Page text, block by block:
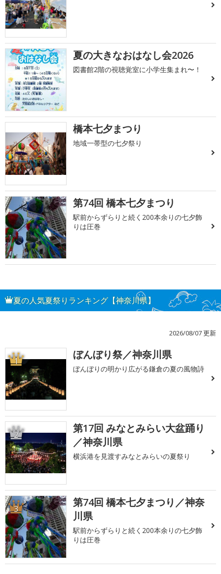
夏の大きなおはなし会2026
図書館2階の視聴覚室に小学生集まれ〜！
橋本七夕まつり
地域一帯型の七夕祭り
第74回 橋本七夕まつり
駅前からずらりと続く200本余りの七夕飾
りは圧巻
夏の人気夏祭りランキング【神奈川県】
2026/08/07 更新
1 ぼんぼり祭／神奈川県
ぼんぼりの明かり広がる鎌倉の夏の風物詩
2
第17回 みなとみらい大盆踊り
／神奈川県
横浜港を見渡すみなとみらいの夏祭り
3
第74回 橋本七夕まつり／神奈
川県
駅前からずらりと続く200本余りの七夕飾
りは圧巻